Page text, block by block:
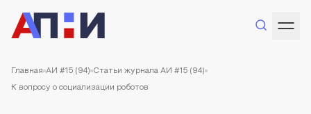
Главная АИ #15 (94) Статьи журнала АИ #15 (94)
К вопросу о социализации роботов